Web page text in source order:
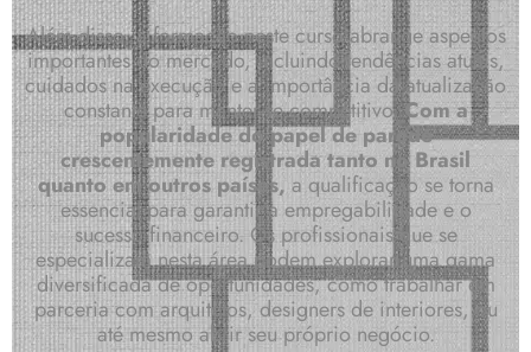
Além disso, a formação neste curso abrange aspectos
importantes do mercado, incluindo tendências atuais,
cuidados na execução e a importância da atualização
constante para manter-se competitivo.Com a
popularidade do papel de parede
crescentemente registrada tanto no Brasil
quanto em outros países,a qualificação se torna
essencial para garantir a empregabilidade e o
sucesso financeiro. Os profissionais que se
especializam nesta área podem explorar uma gama
diversificada de oportunidades, como trabalhar em
parceria com arquitetos, designers de interiores, ou
até mesmo abrir seu próprio negócio.